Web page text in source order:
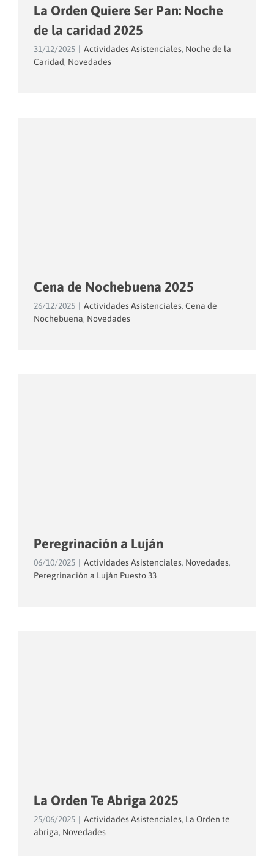
La Orden Quiere Ser Pan: Noche
de la caridad 2025
31/12/2025 Actividades Asistenciales, Noche de la
Caridad, Novedades
Cena de Nochebuena 2025
26/12/2025 Actividades Asistenciales, Cena de
Nochebuena, Novedades
Peregrinación a Luján
06/10/2025 Actividades Asistenciales, Novedades,
Peregrinación a Luján Puesto 33
La Orden Te Abriga 2025
25/06/2025 Actividades Asistenciales, La Orden te
abriga, Novedades